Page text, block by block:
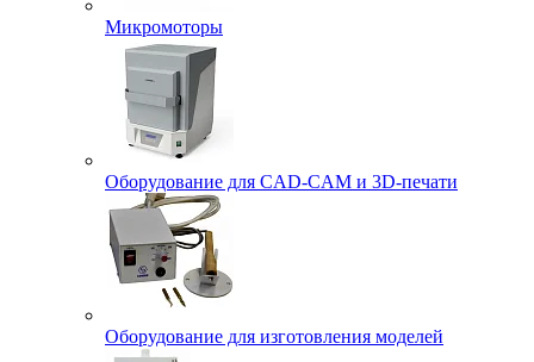
Микромоторы
Оборудование для CAD-CAM и 3D-печати
Оборудование для изготовления моделей